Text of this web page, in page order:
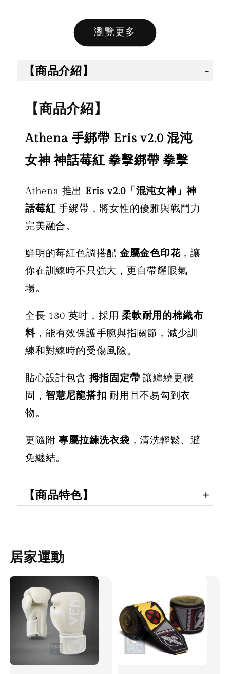
【拳運會】
拳擊手套 除
格鬥專用 擊
退汗味 台灣
製造 酵素分
NT$ 300
售完
綁帶 彈性手
綁帶 熱情火
紅款
NT$ 500
NT$ 450
加入購物車
瀏覽更多
【商品介紹】
【商品介紹】
Athena 手綁帶 Eris v2.0 混沌
女神 神話莓紅 拳擊綁帶 拳擊
Athena 推出 Eris v2.0「混沌女神」神
話莓紅 手綁帶，將女性的優雅與戰鬥力
完美融合。
鮮明的莓紅色調搭配 金屬金色印花，讓
你在訓練時不只強大，更自帶耀眼氣
場。
全長 180 英吋，採用柔軟耐用的棉織布
料，能有效保護手腕與指關節，減少訓
練和對練時的受傷風險。
貼心設計包含 拇指固定帶 讓纏繞更穩
固， 智慧尼龍搭扣 耐用且不易勾到衣
物。
更隨附專屬拉鍊洗衣袋 ，清洗輕鬆、避
免纏結。
【商品特色】
居家運動